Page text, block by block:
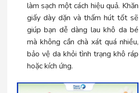
làm sạch một cách hiệu quả. Khăn
giấy dày dặn và thấm hút tốt sẽ
giúp bạn dễ dàng lau khô da bé
mà không cần chà xát quá nhiều,
bảo vệ da khỏi tình trạng khô ráp
hoặc kích ứng.